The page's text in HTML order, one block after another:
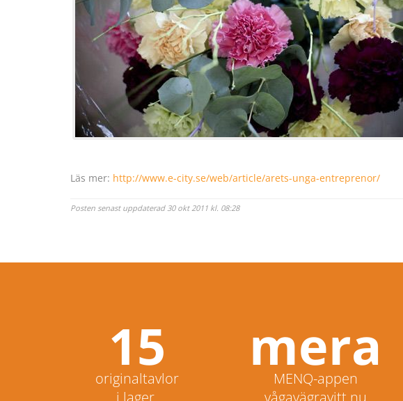
Läs mer: http://www.e-city.se/web/article/arets-unga-entreprenor/
Posten senast uppdaterad 30 okt 2011 kl. 08:28
15
originaltavlor
i lager.
mera
MENQ-appen
vågavägravitt.nu